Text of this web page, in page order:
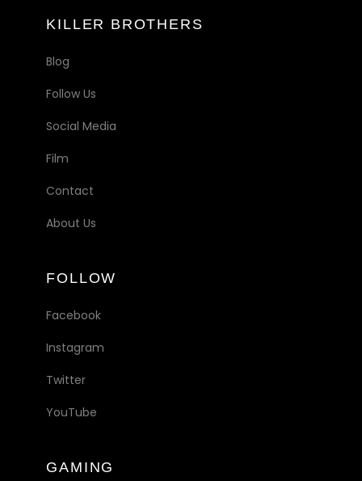
KILLER BROTHERS
Blog
Follow Us
Social Media
Film
Contact
About Us
FOLLOW
Facebook
Instagram
Twitter
YouTube
GAMING